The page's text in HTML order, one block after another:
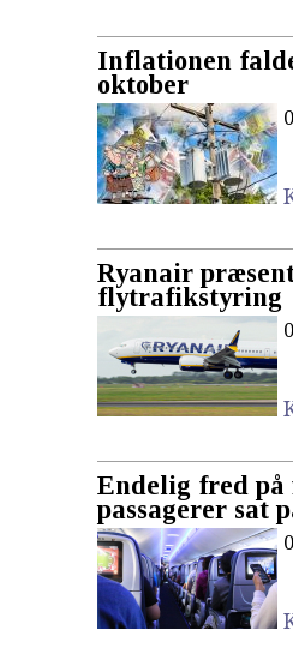
Inflationen
oktober
Ryanair
flytrafikstyring
Endelig fred
passagerer sat